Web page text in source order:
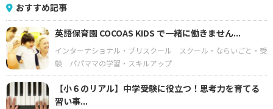
おすすめ記事
英語保育園 COCOAS KIDS で一緒に働きません...
インターナショナル・プリスクール
スクール・ならいごと・受
験
パパママの学習・スキルアップ
【小６のリアル】中学受験に役立つ！思考力を育てる
習い事...